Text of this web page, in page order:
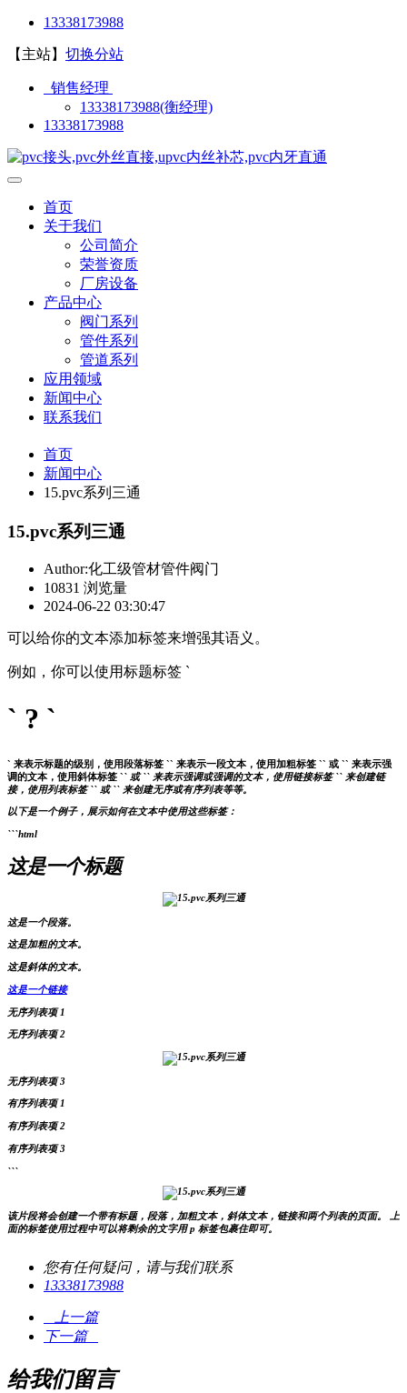
13338173988
【主站】 切换分站
销售经理
13338173988(衡经理)
13338173988
首页
关于我们
公司简介
荣誉资质
厂房设备
产品中心
阀门系列
管件系列
管道系列
应用领域
新闻中心
联系我们
首页
新闻中心
15.pvc系列三通
15.pvc系列三通
Author:化工级管材管件阀门
10831 浏览量
2024-06-22 03:30:47
可以给你的文本添加标签来增强其语义。
例如，你可以使用标题标签 `
` ? `
` 来表示标题的级别，使用段落标签 `` 来表示一段文本，使用加粗标签 `` 或 `` 来表示强
调的文本，使用斜体标签 `` 或 `` 来表示强调或强调的文本，使用链接标签 `` 来创建链
接，使用列表标签 `` 或 `` 来创建无序或有序列表等等。
以下是一个例子，展示如何在文本中使用这些标签：
```html
这是一个标题
这是一个段落。
这是加粗的文本。
这是斜体的文本。
这是一个链接
无序列表项 1
无序列表项 2
无序列表项 3
有序列表项 1
有序列表项 2
有序列表项 3
```
该片段将会创建一个带有标题，段落，加粗文本，斜体文本，链接和两个列表的页面。 上
面的标签使用过程中可以将剩余的文字用 p 标签包裹住即可。
您有任何疑问，请与我们联系
13338173988
上一篇
下一篇
给我们留言